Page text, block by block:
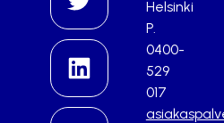
Helsinki
P.
0400-
529
017